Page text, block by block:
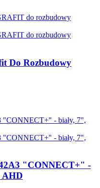
Do Rozbudowy
"CONNECT+" -
AHD